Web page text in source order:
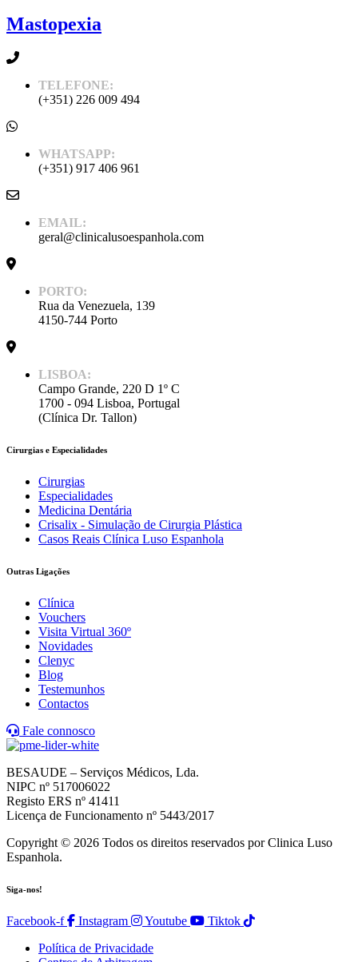
Mastopexia
TELEFONE:
(+351) 226 009 494
WHATSAPP:
(+351) 917 406 961
EMAIL:
geral@clinicalusoespanhola.com
PORTO:
Rua da Venezuela, 139
4150-744 Porto
LISBOA:
Campo Grande, 220 D 1º C
1700 - 094 Lisboa, Portugal
(Clínica Dr. Tallon)
Cirurgias e Especialidades
Cirurgias
Especialidades
Medicina Dentária
Crisalix - Simulação de Cirurgia Plástica
Casos Reais Clínica Luso Espanhola
Outras Ligações
Clínica
Vouchers
Visita Virtual 360º
Novidades
Clenyc
Blog
Testemunhos
Contactos
Fale connosco
BESAUDE – Serviços Médicos, Lda.
NIPC nº 517006022
Registo ERS nº 41411
Licença de Funcionamento nº 5443/2017
Copyright © 2026 Todos os direitos reservados por Clinica Luso
Espanhola.
Siga-nos!
Facebook-f Instagram Youtube
Tiktok
Política de Privacidade